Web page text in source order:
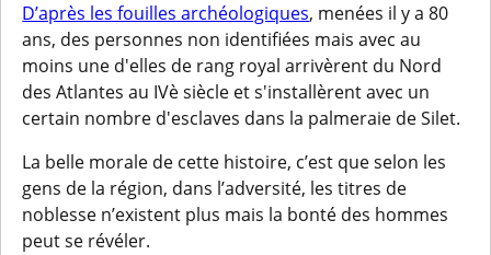
D’après les fouilles archéologiques, menées il y a 80
ans, des personnes non identifiées mais avec au
moins une d'elles de rang royal arrivèrent du Nord
des Atlantes au IVè siècle et s'installèrent avec un
certain nombre d'esclaves dans la palmeraie de Silet.
La belle morale de cette histoire, c’est que selon les
gens de la région, dans l’adversité, les titres de
noblesse n’existent plus mais la bonté des hommes
peut se révéler.